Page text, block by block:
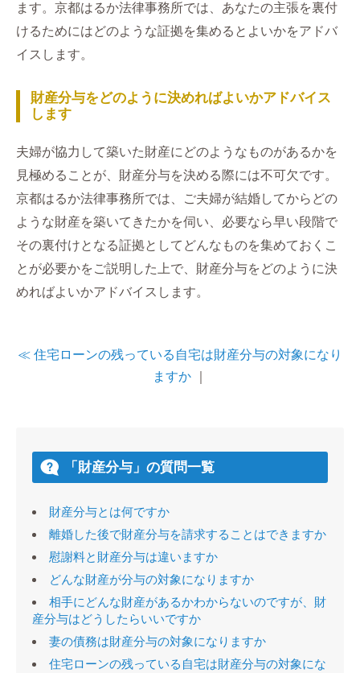
ます。京都はるか法律事務所では、あなたの主張を裏付
けるためにはどのような証拠を集めるとよいかをアドバ
イスします。
財産分与をどのように決めればよいかアドバイス
します
夫婦が協力して築いた財産にどのようなものがあるかを
見極めることが、財産分与を決める際には不可欠です。
京都はるか法律事務所では、ご夫婦が結婚してからどの
ような財産を築いてきたかを伺い、必要なら早い段階で
その裏付けとなる証拠としてどんなものを集めておくこ
とが必要かをご説明した上で、財産分与をどのように決
めればよいかアドバイスします。
≪ 住宅ローンの残っている自宅は財産分与の対象になり
ますか
「財産分与」の質問一覧
財産分与とは何ですか
離婚した後で財産分与を請求することはできますか
慰謝料と財産分与は違いますか
どんな財産が分与の対象になりますか
相手にどんな財産があるかわからないのですが、財
産分与はどうしたらいいですか
妻の債務は財産分与の対象になりますか
住宅ローンの残っている自宅は財産分与の対象にな